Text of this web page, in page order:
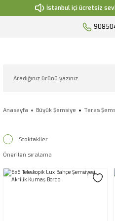
İstanbul içi ücretsiz
Anasayfa Büyük Şemsiye Teras
Stoktakiler